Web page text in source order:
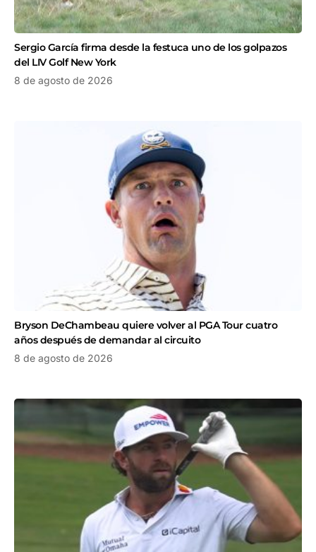
Sergio García firma desde la festuca uno de los golpazos
del LIV Golf New York
8 de agosto de 2026
Bryson DeChambeau quiere volver al PGA Tour cuatro
años después de demandar al circuito
8 de agosto de 2026